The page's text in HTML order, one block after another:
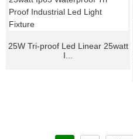
25W Tri-proof Led Linear 25watt
I...